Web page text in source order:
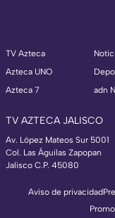
TV Azteca
Azteca UNO
Azteca 7
adn
TV AZTECA JALISCO
Av. López Mateos Sur 5001
Col. Las Águilas Zapopan
Jalisco C.P. 45080
Aviso de privacidad